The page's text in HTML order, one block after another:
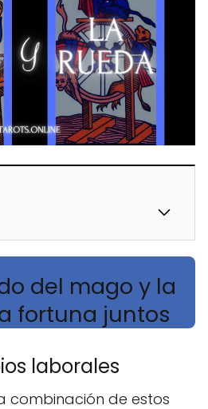
del mago y la
fortuna juntos
laborales
combinación de estos